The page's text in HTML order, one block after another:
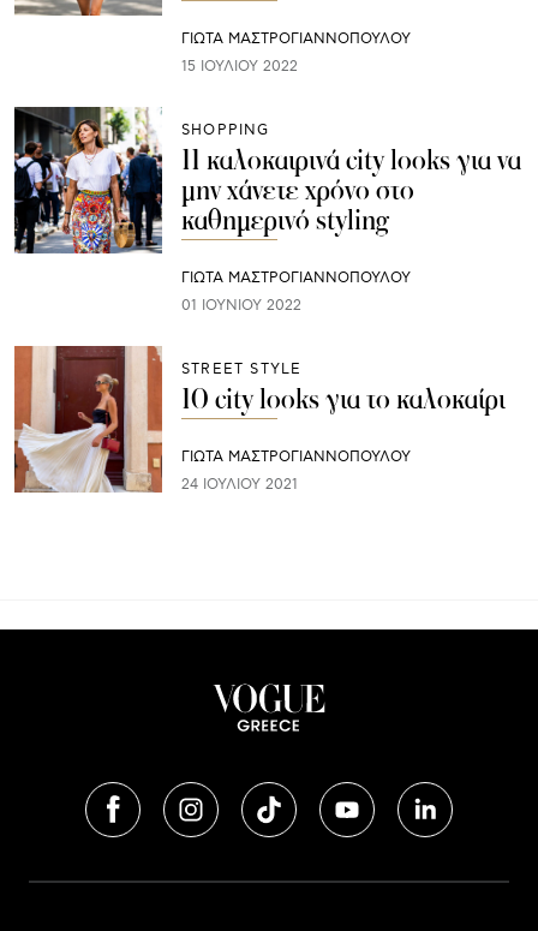
ΓΙΩΤΑ ΜΑΣΤΡΟΓΙΑΝΝΟΠΟΥΛΟΥ
15 ΙΟΥΛΊΟΥ 2022
SHOPPING
11 καλοκαιρινά city looks για να
μην χάνετε χρόνο στο
καθημερινό styling
ΓΙΩΤΑ ΜΑΣΤΡΟΓΙΑΝΝΟΠΟΥΛΟΥ
01 ΙΟΥΝΊΟΥ 2022
STREET STYLE
10 city looks για το καλοκαίρι
ΓΙΩΤΑ ΜΑΣΤΡΟΓΙΑΝΝΟΠΟΥΛΟΥ
24 ΙΟΥΛΊΟΥ 2021